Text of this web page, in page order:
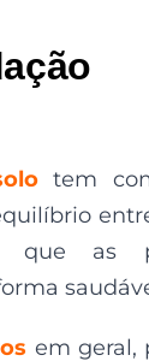
tem
que as
em geral,